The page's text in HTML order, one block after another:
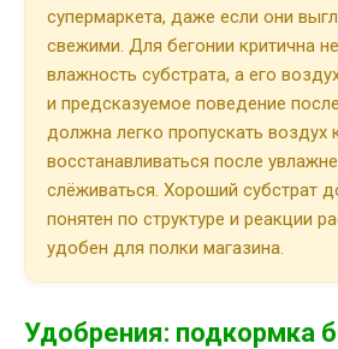
супермаркета, даже если они
свежими. Для бегонии критична
влажность субстрата, а его
и предсказуемое поведение
должна легко пропускать воздух
восстанавливаться после
слёживаться. Хороший субстрат
понятен по структуре и реакции
удобен для полки магазина.
Удобрения: подкормка